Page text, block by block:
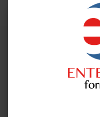
Programa-
Unidad 2.
¿Quieres
mejorar tu
Empieza hoy
mejor